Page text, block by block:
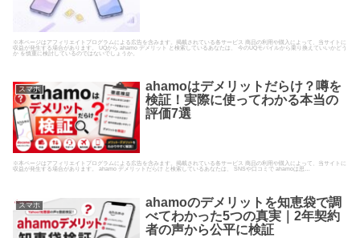
※本ページはアフィリエイトプログラムによる広告を含みます。掲載されている各サービス 商品の利用や購入によって、当サイトに
収益が発生する場合があります。 UQから ahamo デメリット と検索しているあなたは、 今のUQモバイルから乗り換えていいかどう
か を慎重に検討しているのではないでしょうか。
スマホ
ahamoはデメリットだらけ？噂を
検証！実際に使ってわかる本当の
評価7選
※本ページはアフィリエイトプログラムによる広告を含みます。掲載されている各サービス 商品の利用や購入によって、当サイトに
収益が発生する場合があります。 ahamo デメリットだらけ と検索しているあなたは、 SNSや口コミで ahamoは思…
スマホ
ahamoのデメリットを知恵袋で調
べてわかった5つの真実｜2年契約
者の声から公平に検証